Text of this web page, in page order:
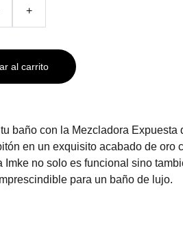
+
al carrito
baño con la Mezcladora Expuesta
en un exquisito acabado de oro
Imke no solo es funcional sino
para un baño de lujo.